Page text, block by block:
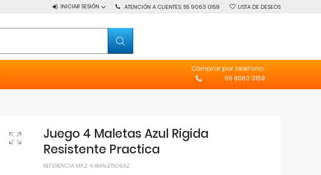
INICIAR SESIÓN ATENCIÓN A CLIENTES: 55 9063 0159 LISTA DE DESEOS
Comprarpor teléfono:
55 9063 0159
Juego 4 Maletas Azul Rigida
Resistente Practica
REFERENCIA MKZ-X4MALE1506AZ